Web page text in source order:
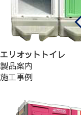
エリオットトイレ
製品案内
施工事例